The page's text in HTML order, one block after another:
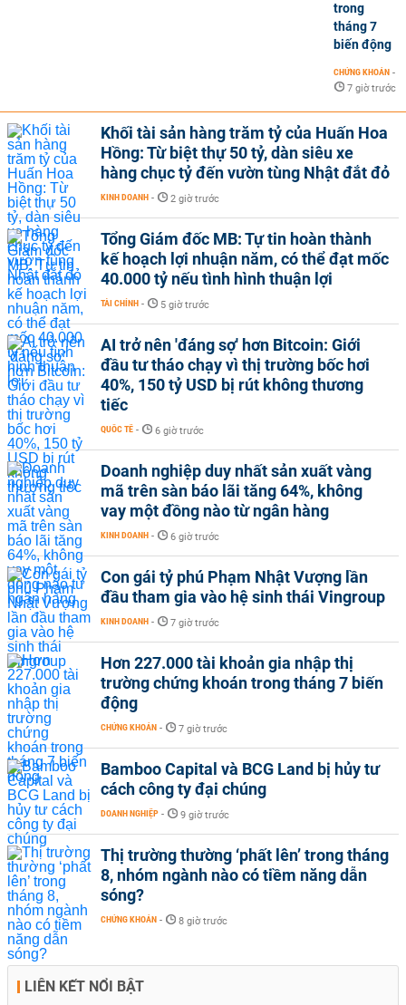
trong
tháng 7
biến động
CHỨNG KHOÁN -
7 giờ trước
Khối tài sản hàng trăm tỷ của Huấn Hoa
Hồng: Từ biệt thự 50 tỷ, dàn siêu xe
hàng chục tỷ đến vườn tùng Nhật đắt đỏ
KINH DOANH - 2 giờ trước
Tổng Giám đốc MB: Tự tin hoàn thành
kế hoạch lợi nhuận năm, có thể đạt mốc
40.000 tỷ nếu tình hình thuận lợi
TÀI CHÍNH - 5 giờ trước
AI trở nên 'đáng sợ' hơn Bitcoin: Giới
đầu tư tháo chạy vì thị trường bốc hơi
40%, 150 tỷ USD bị rút không thương
tiếc
QUỐC TẾ - 6 giờ trước
Doanh nghiệp duy nhất sản xuất vàng
mã trên sàn báo lãi tăng 64%, không
vay một đồng nào từ ngân hàng
KINH DOANH - 6 giờ trước
Con gái tỷ phú Phạm Nhật Vượng lần
đầu tham gia vào hệ sinh thái Vingroup
KINH DOANH - 7 giờ trước
Hơn 227.000 tài khoản gia nhập thị
trường chứng khoán trong tháng 7 biến
động
CHỨNG KHOÁN - 7 giờ trước
Bamboo Capital và BCG Land bị hủy tư
cách công ty đại chúng
DOANH NGHIỆP - 9 giờ trước
Thị trường thường ‘phất lên’ trong tháng
8, nhóm ngành nào có tiềm năng dẫn
sóng?
CHỨNG KHOÁN - 8 giờ trước
LIÊN KẾT NỔI BẬT